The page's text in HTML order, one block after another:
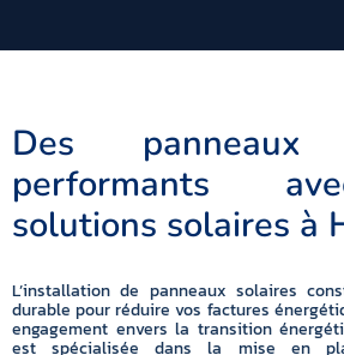
Des panneaux
performants
solutions solaires à
L’installation de panneaux solaires
durable pour réduire vos factures
engagement envers la transition
est spécialisée dans la mise en